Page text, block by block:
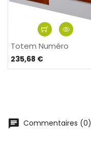
Totem Numéro
235,68 €
Commentaires (0)